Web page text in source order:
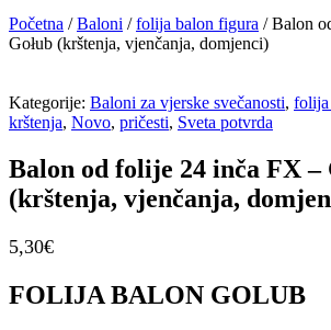
Početna /Baloni /folija balon figura / Balon
Gołub (krštenja, vjenčanja, domjenci)
Kategorije: Baloni za vjerske svečanosti, folija
krštenja, Novo, pričesti, Sveta potvrda
Balon od folije 24 inča FX –
(krštenja, vjenčanja,
5,30€
FOLIJA BALON GOLUB